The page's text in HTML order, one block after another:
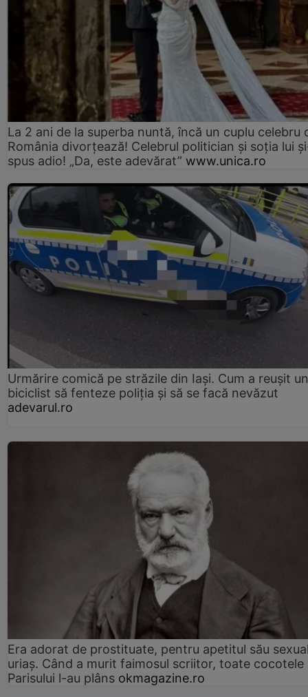
La 2 ani de la superba nuntă, încă un cuplu celebru
România divorțează! Celebrul politician și soția lui
spus adio! „Da, este adevărat” www.unica.ro
Urmărire comică pe străzile din Iași. Cum a reușit un
biciclist să fenteze poliția și să se facă nevăzut
adevarul.ro
Era adorat de prostituate, pentru apetitul său
uriaș. Când a murit faimosul scriitor, toate cocotele
Parisului l-au plâns okmagazine.ro